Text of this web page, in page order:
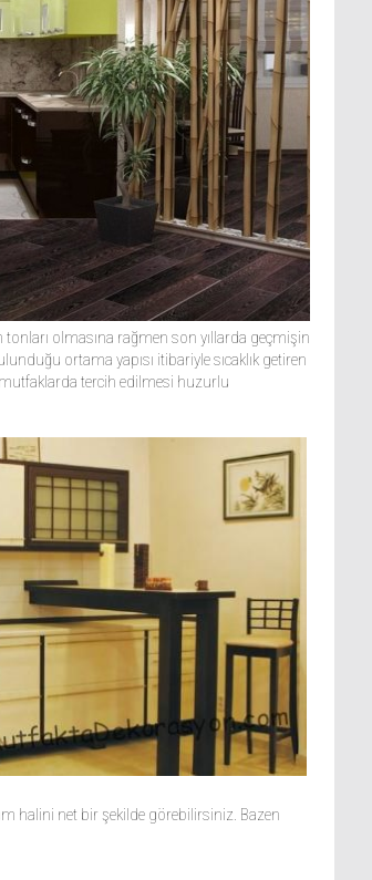
olmasına rağmen son yıllarda geçmişin
ortama yapısı itibariyle sıcaklık getiren
tercih edilmesi huzurlu
halini net bir şekilde görebilirsiniz. Bazen